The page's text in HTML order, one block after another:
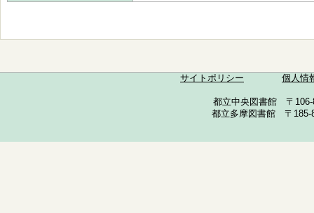
サイトポリシー 個人情
都立中央図書館 〒
都立多摩図書館 〒185-